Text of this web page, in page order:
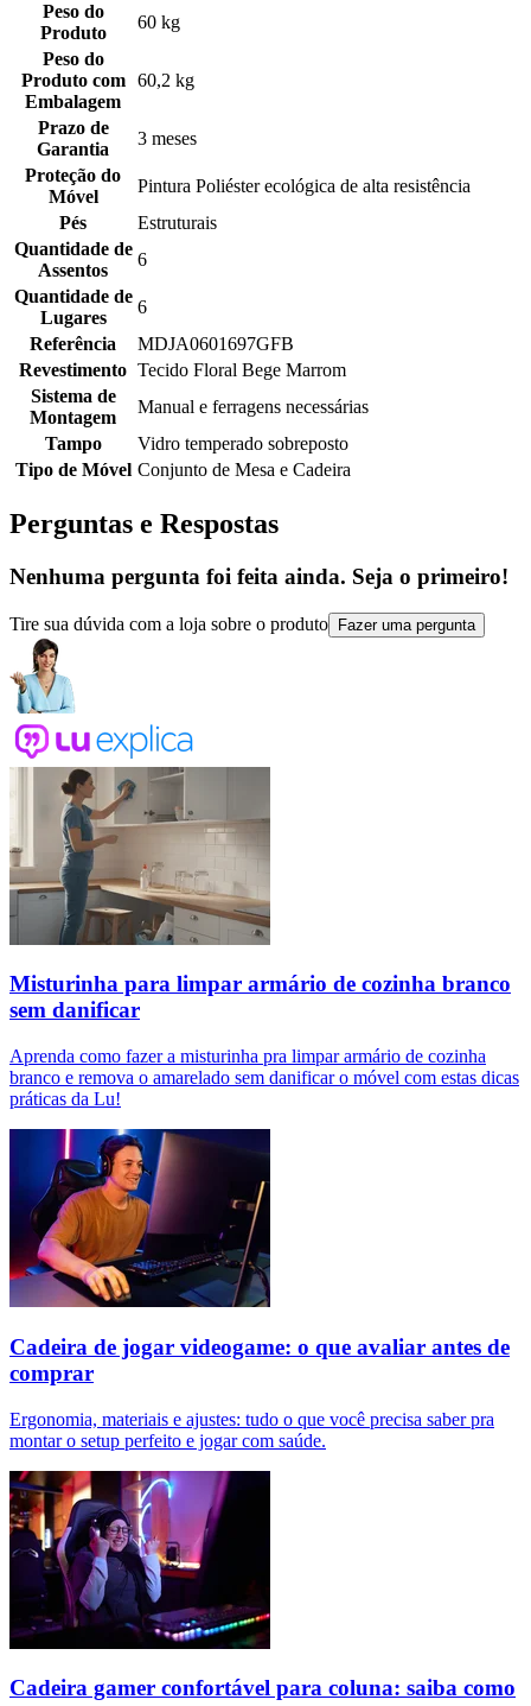
Peso do
Produto
60 kg
Peso do
Produto com
Embalagem
60,2 kg
Prazo de
Garantia
3 meses
Proteção do
Móvel
Pintura Poliéster ecológica de alta resistência
Pés
Estruturais
Quantidade de
Assentos
6
Quantidade de
Lugares
6
Referência
MDJA0601697GFB
Revestimento Tecido Floral Bege Marrom
Sistema de
Montagem
Manual e ferragens necessárias
Tampo
Vidro temperado sobreposto
Tipo de Móvel Conjunto de Mesa e Cadeira
Perguntas e Respostas
Nenhuma pergunta foi feita ainda. Seja o primeiro!
Tire sua dúvida com a loja sobre o produto Fazer uma pergunta
Misturinha para limpar armário de cozinha branco
sem danificar
Aprenda como fazer a misturinha pra limpar armário de cozinha
branco e remova o amarelado sem danificar o móvel com estas dicas
práticas da Lu!
Cadeira de jogar videogame: o que avaliar antes de
comprar
Ergonomia, materiais e ajustes: tudo o que você precisa saber pra
montar o setup perfeito e jogar com saúde.
Cadeira gamer confortável para coluna: saiba como